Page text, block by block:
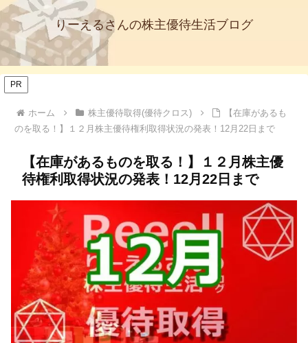
りーえるさんの株主優待生活ブログ
PR
ホーム 株主優待取得(優待クロス)
【在庫があるも
のを取る！】１２月株主優待権利取得状況の発表！12月22日まで
【在庫があるものを取る！】１２月株主優
待権利取得状況の発表！12月22日まで